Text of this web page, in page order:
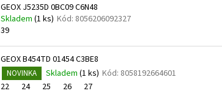
GEOX J5235D 0BC09 C6N48
Skladem (1 ks) Kód: 8056206092327
39
GEOX B454TD 01454 C3BE8
NOVINKA Skladem (1 ks) Kód: 8058192664601
22
24 25 26 27